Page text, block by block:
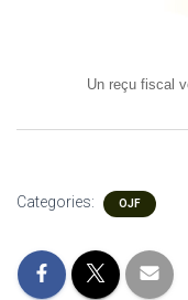
Un reçu fiscal
Categories: OJF